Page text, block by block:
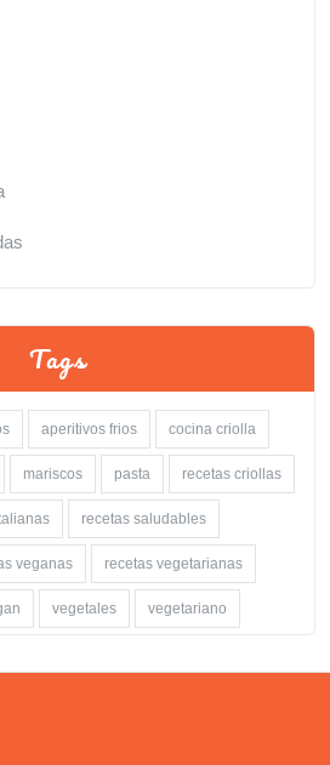
Tags
aperitivos frios cocina criolla
mariscos pasta recetas criollas
recetas saludables
veganas recetas vegetarianas
vegetales vegetariano